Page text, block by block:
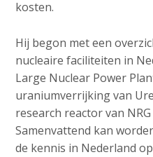
kosten.
Hij begon met een
nucleaire faciliteiten in
Large Nuclear Power
uraniumverrijking van
research reactor van
Samenvattend kan
de kennis in Nederland